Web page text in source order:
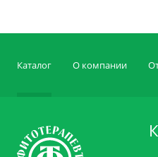
Каталог О компании